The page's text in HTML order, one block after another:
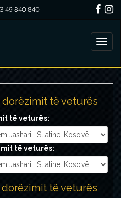
49 840 840
të veturës
të veturës:
të veturës:
të veturës